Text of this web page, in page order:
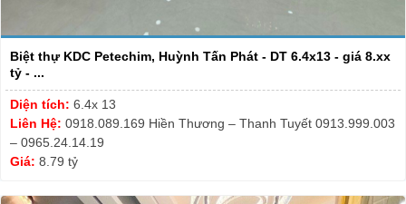
Biệt thự KDC Petechim, Huỳnh Tấn Phát - DT 6.4x13 - giá 8.xx
tỷ - ...
Diện tích: 6.4x 13
Liên Hệ: 0918.089.169 Hiền Thương – Thanh Tuyết 0913.999.003
– 0965.24.14.19
Giá: 8.79 tỷ